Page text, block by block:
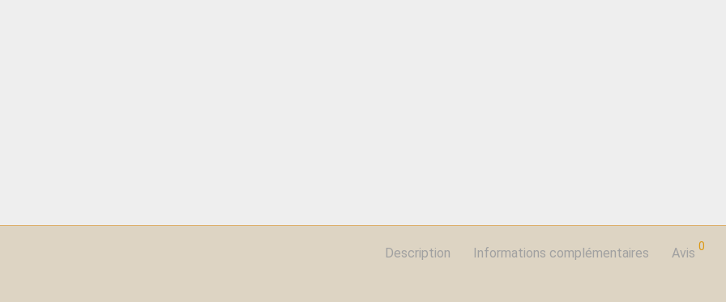
Description Informations complémentaires Avis 0